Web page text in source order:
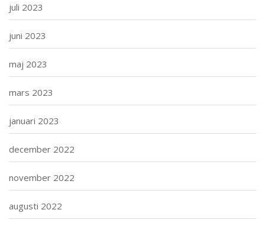
juli 2023
juni 2023
maj 2023
mars 2023
januari 2023
december 2022
november 2022
augusti 2022